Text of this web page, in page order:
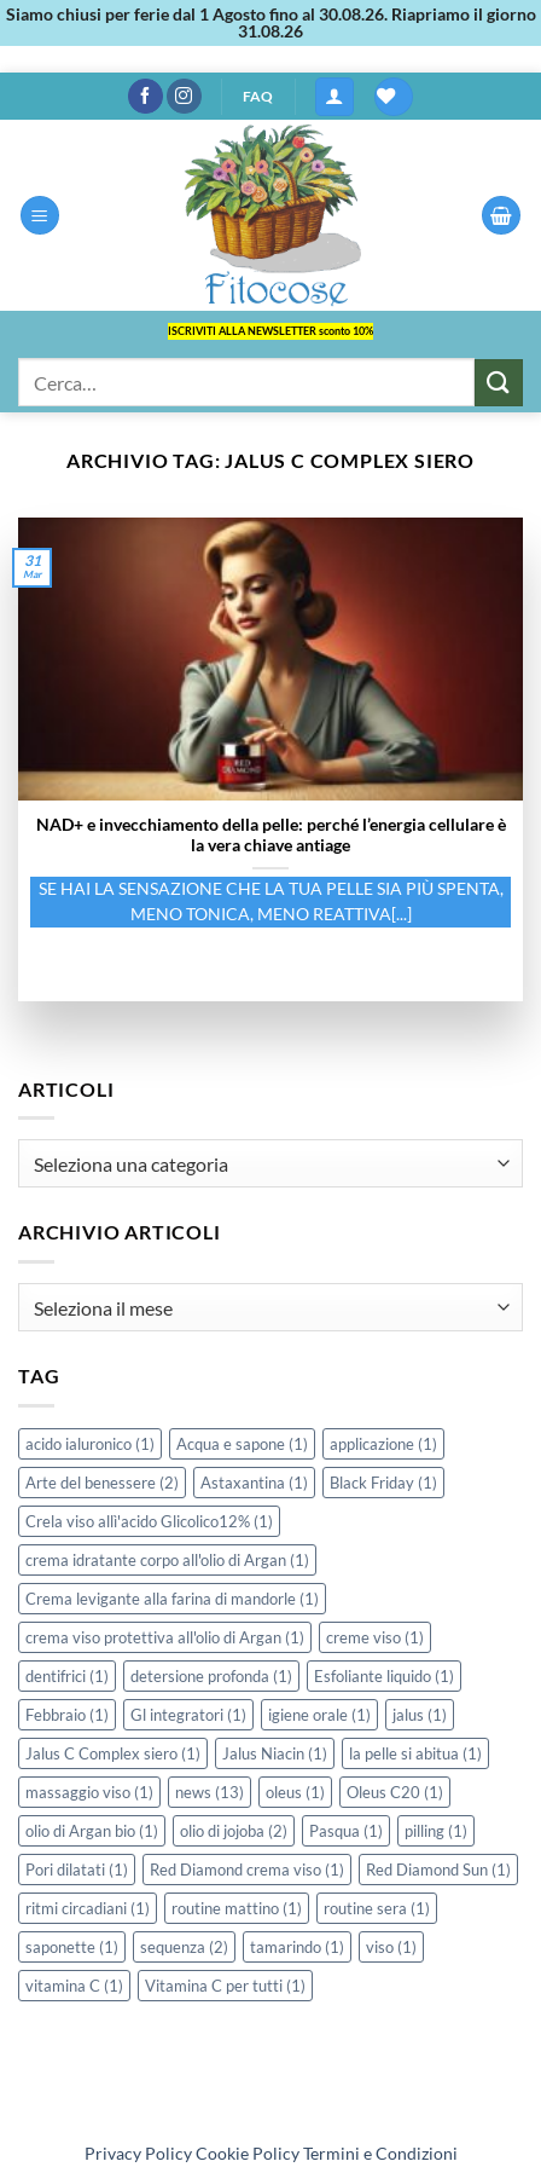
Siamo chiusi per ferie dal 1 Agosto fino al 30.08.26. Riapriamo il giorno
31.08.26
ai
FAQ
ISCRIVITI ALLA NEWSLETTER sconto 10%
ARCHIVIO TAG:JALUS C COMPLEX SIERO
NAD+ e invecchiamento della pelle: perché l’energia cellulare è
la vera chiave antiage
SE HAI LA SENSAZIONE CHE LA TUA PELLE SIA PIÙ SPENTA,
MENO TONICA, MENO REATTIVA[...]
31
Mar
ARTICOLI
ARCHIVIO ARTICOLI
TAG
acido ialuronico (1) Acqua e sapone (1) applicazione (1)
Arte del benessere (2) Astaxantina (1) Black Friday (1)
Crela viso allì'acido Glicolico12% (1)
crema idratante corpo all'olio di Argan (1)
Crema levigante alla farina di mandorle (1)
crema viso protettiva all'olio di Argan (1) creme viso (1)
dentifrici (1) detersione profonda (1) Esfoliante liquido (1)
Febbraio (1) Gl integratori (1) igiene orale (1) jalus (1)
Jalus C Complex siero (1) Jalus Niacin (1) la pelle si abitua (1)
massaggio viso (1) news (13) oleus (1) Oleus C20 (1)
olio di Argan bio (1) olio di jojoba (2) Pasqua (1) pilling (1)
Pori dilatati (1) Red Diamond crema viso (1) Red Diamond Sun (1)
ritmi circadiani (1) routine mattino (1) routine sera (1)
saponette (1) sequenza (2) tamarindo (1) viso (1)
vitamina C (1) Vitamina C per tutti (1)
Privacy Policy Cookie Policy Termini e Condizioni